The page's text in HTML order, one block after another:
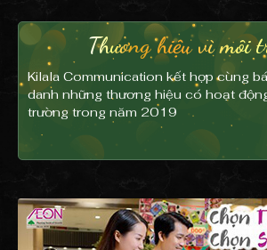
Thương hiệu vì môi
Kilala Communication kết hợp cùng
danh những thương hiệu có hoạt
trường trong năm 2019